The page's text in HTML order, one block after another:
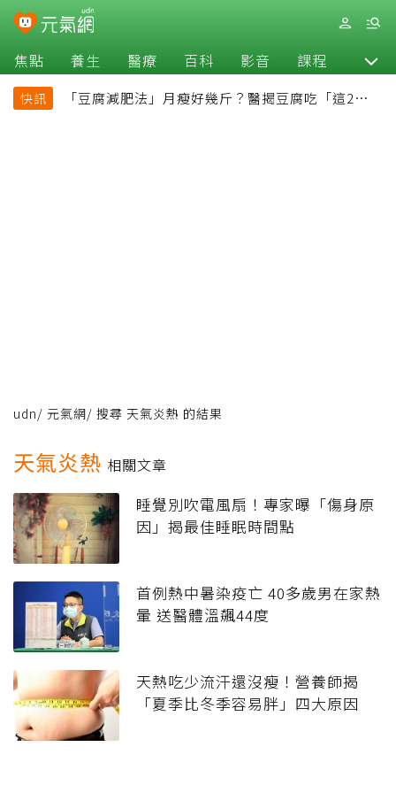
焦點 養生 醫療 百科 影音 課程 退休
快訊
「豆腐減肥法」月瘦好幾斤？醫揭豆腐吃「這2種最
udn/ 元氣網/ 搜尋 天氣炎熱 的結果
天氣炎熱 相關文章
睡覺別吹電風扇！專家曝「傷身原
因」揭最佳睡眠時間點
首例熱中暑染疫亡 40多歲男在家熱
暈 送醫體溫飆44度
天熱吃少流汗還沒瘦！營養師揭
「夏季比冬季容易胖」四大原因